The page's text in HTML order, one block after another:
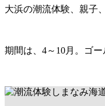
大浜の潮流体験、親子
期間は、4～10月。ゴ